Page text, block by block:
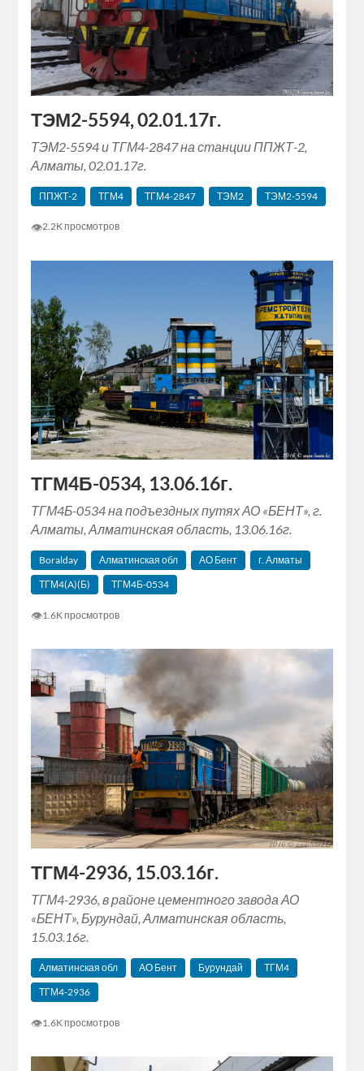
ТЭМ2-5594, 02.01.17г.
ТЭМ2-5594 и ТГМ4-2847 на станции ППЖТ-2,
Алматы, 02.01.17г.
ППЖТ-2 ТГМ4 ТГМ4-2847 ТЭМ2 ТЭМ2-5594
👁2.2K просмотров
ТГМ4Б-0534, 13.06.16г.
ТГМ4Б-0534 на подъездных путях АО «БЕНТ», г.
Алматы, Алматинская область, 13.06.16г.
Boralday Алматинская обл АО Бент
г. Алматы
ТГМ4(A)(Б)
ТГМ4Б-0534
👁1.6K просмотров
ТГМ4-2936, 15.03.16г.
ТГМ4-2936, в районе цементного завода АО
«БЕНТ», Бурундай, Алматинская область,
15.03.16г.
Алматинская обл АО Бент Бурундай
ТГМ4
ТГМ4-2936
👁1.6K просмотров